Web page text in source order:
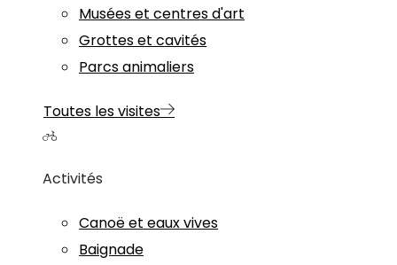
Musées et centres d'art
Grottes et cavités
Parcs animaliers
Toutes les visites
Activités
Canoë et eaux vives
Baignade